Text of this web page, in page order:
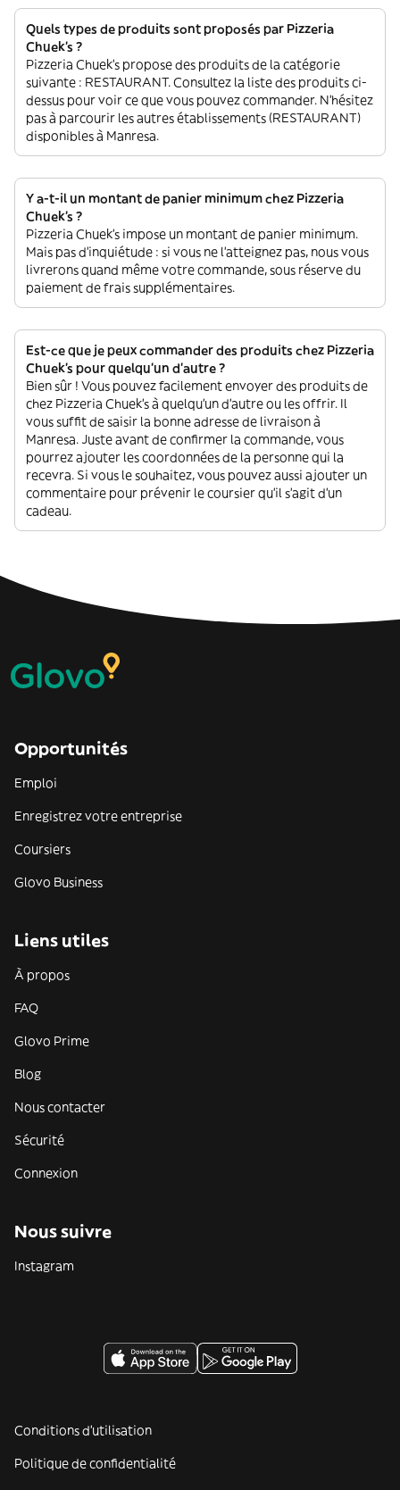
Quels types de produits sont proposés par Pizzeria
Chuek's ?
Pizzeria Chuek's propose des produits de la catégorie
suivante : RESTAURANT. Consultez la liste des produits ci-
dessus pour voir ce que vous pouvez commander. N'hésitez
pas à parcourir les autres établissements (RESTAURANT)
disponibles à Manresa.
Y a-t-il un montant de panier minimum chez Pizzeria
Chuek's ?
Pizzeria Chuek's impose un montant de panier minimum.
Mais pas d'inquiétude : si vous ne l'atteignez pas, nous vous
livrerons quand même votre commande, sous réserve du
paiement de frais supplémentaires.
Est-ce que je peux commander des produits chez Pizzeria
Chuek's pour quelqu'un d'autre ?
Bien sûr ! Vous pouvez facilement envoyer des produits de
chez Pizzeria Chuek's à quelqu'un d'autre ou les offrir. Il
vous suffit de saisir la bonne adresse de livraison à
Manresa. Juste avant de confirmer la commande, vous
pourrez ajouter les coordonnées de la personne qui la
recevra. Si vous le souhaitez, vous pouvez aussi ajouter un
commentaire pour prévenir le coursier qu'il s'agit d'un
cadeau.
Opportunités
Emploi
Enregistrez votre entreprise
Coursiers
Glovo Business
Liens utiles
À propos
FAQ
Glovo Prime
Blog
Nous contacter
Sécurité
Connexion
Nous suivre
Instagram
Conditions d'utilisation
Politique de confidentialité